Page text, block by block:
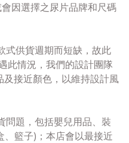
因選擇之尿片品牌和尺碼
式供貨週期而短缺 ，故此
此情況， 我們的設計團隊
及接近顏色，以維持設計風
問題 ，包括嬰兒用品、 裝
籃子)； 本店會以最接近